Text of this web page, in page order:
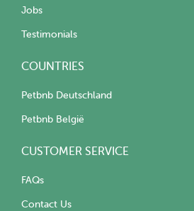
Jobs
Testimonials
COUNTRIES
Petbnb Deutschland
Petbnb België
CUSTOMER SERVICE
FAQs
Contact Us